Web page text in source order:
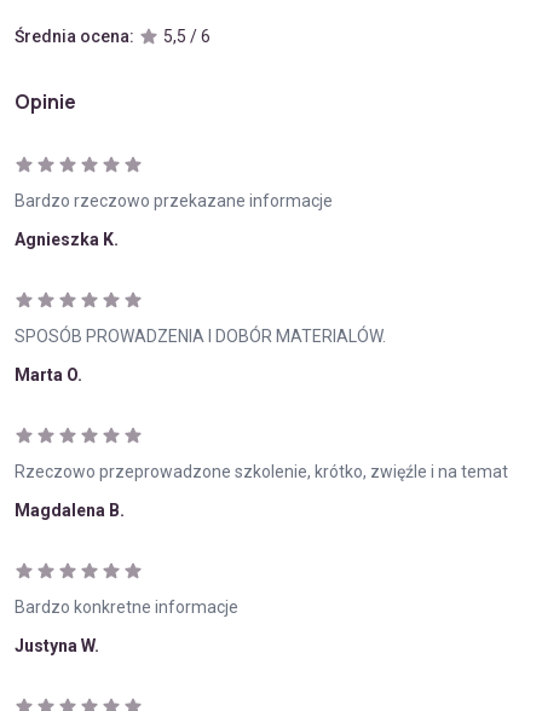
Średnia ocena: 5,5 / 6
Opinie
Bardzo rzeczowo przekazane informacje
Agnieszka K.
SPOSÓB PROWADZENIA I DOBÓR MATERIALÓW.
Marta O.
Rzeczowo przeprowadzone szkolenie, krótko, zwięźle i na temat
Magdalena B.
Bardzo konkretne informacje
Justyna W.